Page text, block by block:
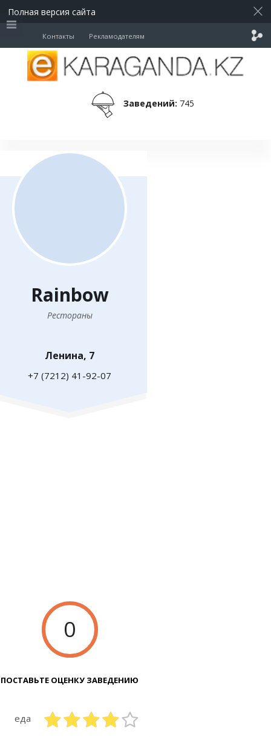
Полная версия сайта
Контакты Рекламодателям
Заведений: 745
Rainbow
Рестораны
Ленина, 7
+7 (7212) 41-92-07
0
ПОСТАВЬТЕ ОЦЕНКУ ЗАВЕДЕНИЮ
еда